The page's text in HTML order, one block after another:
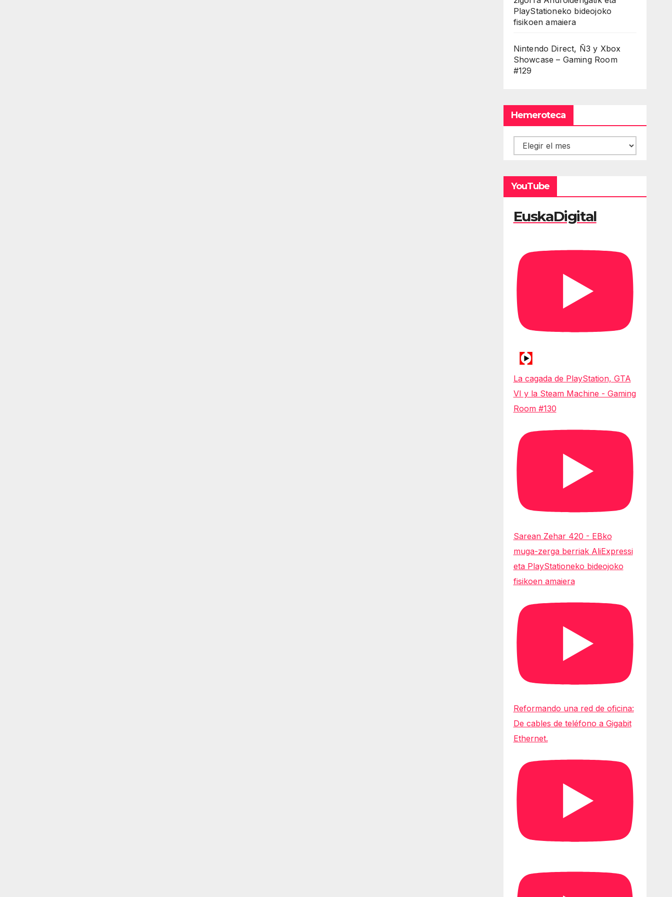
PlayStationeko bideojoko
fisikoen amaiera
Nintendo Direct, Ñ3 y Xbox
Showcase – Gaming Room
#129
Hemeroteca
Hemeroteca
YouTube
EuskaDigital
La cagada de PlayStation, GTA
VI y la Steam Machine - Gaming
Room #130
Sarean Zehar 420 - EBko
muga-zerga berriak AliExpressi
eta PlayStationeko bideojoko
fisikoen amaiera
Reformando una red de oficina:
De cables de teléfono a Gigabit
Ethernet.